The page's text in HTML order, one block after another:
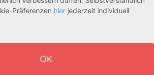
(297-298)/
Präferenzen hier jederzeit individuell
OK